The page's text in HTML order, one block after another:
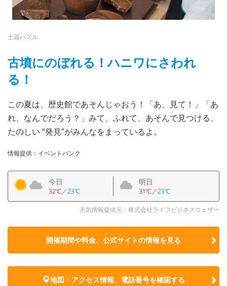
土器パズル
古墳にのぼれる！ハニワにさわれ
る！
この夏は、歴史館であそんじゃおう！「あ、見て！」「あ
れ、なんでだろう？」みて、ふれて、あそんで見つける、
たのしい “発見”がみんなをまっているよ。
情報提供：イベントバンク
今日
32℃／23℃
明日
31℃／23℃
天気情報提供元：株式会社ライフビジネスウェザー
開催期間や料金、公式サイトの情報を見る
地図・アクセス情報、電話番号を確認する